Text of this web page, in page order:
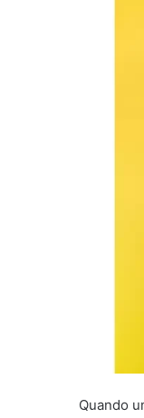
Quando